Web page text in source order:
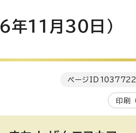
年11月30日）
ページID 1037722
印刷